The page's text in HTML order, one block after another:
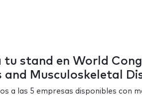
tu stand en World
Musculoskeletal
a las 5 empresas disponibles con